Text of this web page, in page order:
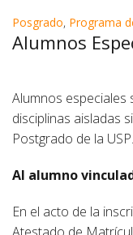
Posgrado, Programa
Alumnos
Alumnos
disciplinas aisladas
Postgrado de la USP.
Al alumno
En el acto de la